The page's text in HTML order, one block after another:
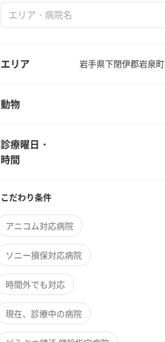
エリア 岩手県下閉伊郡岩泉町
動物
診療曜日・
時間
こだわり条件
アニコム対応病院
ソニー損保対応病院
時間外でも対応
現在、診療中の病院